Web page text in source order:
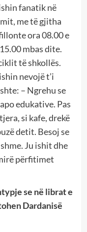
fanatik në
me të gjitha
ora 08.00 e
mbas dite.
të shkollës.
nevojë t’i
– Ngrehu se
edukative. Pas
si kafe, drekë
detit. Besoj se
Ju ishit dhe
përfitimet
se në librat e
Dardanisë